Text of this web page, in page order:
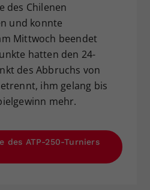
des Chilenen
und konnte
Mittwoch beendet
hatten den 24-
des Abbruchs von
ihm gelang bis
mehr.
des ATP-250-Turniers